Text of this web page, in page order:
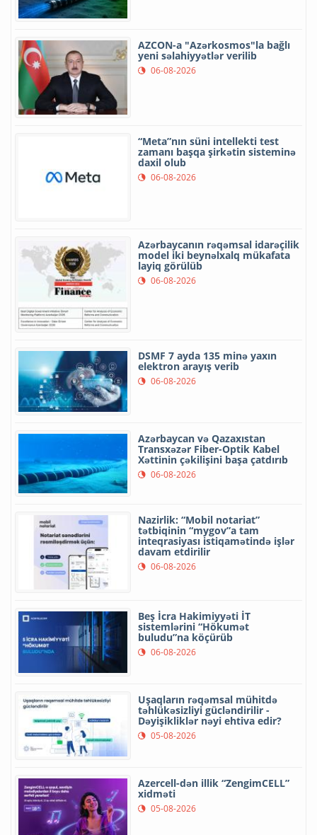
AZCON-a "Azərkosmos"la bağlı
yeni səlahiyyətlər verilib
06-08-2026
“Meta”nın süni intellekti test
zamanı başqa şirkətin sisteminə
daxil olub
06-08-2026
Azərbaycanın rəqəmsal idarəçilik
model iki beynəlxalq mükafata
layiq görülüb
06-08-2026
DSMF 7 ayda 135 minə yaxın
elektron arayış verib
06-08-2026
Azərbaycan və Qazaxıstan
Transxəzər Fiber-Optik Kabel
Xəttinin çəkilişini başa çatdırıb
06-08-2026
Nazirlik: “Mobil notariat”
tətbiqinin “mygov”a tam
inteqrasiyası istiqamətində işlər
davam etdirilir
06-08-2026
Beş İcra Hakimiyyəti İT
sistemlərini “Hökumət
buludu”na köçürüb
06-08-2026
Uşaqların rəqəmsal mühitdə
təhlükəsizliyi gücləndirilir -
Dəyişikliklər nəyi ehtiva edir?
05-08-2026
Azercell-dən illik “ZengimCELL”
xidməti
05-08-2026